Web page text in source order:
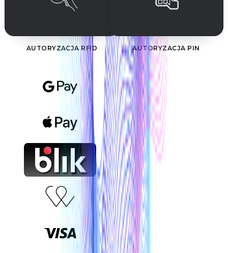
AUTORYZACJA RFID AUTORYZACJA PIN